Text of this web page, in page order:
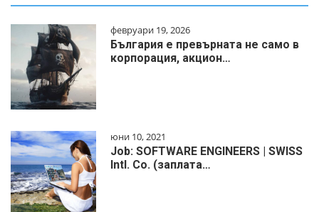
февруари 19, 2026
България е превърната не само в
корпорация, акцион…
юни 10, 2021
Job: SOFTWARE ENGINEERS | SWISS
Intl. Co. (заплата…